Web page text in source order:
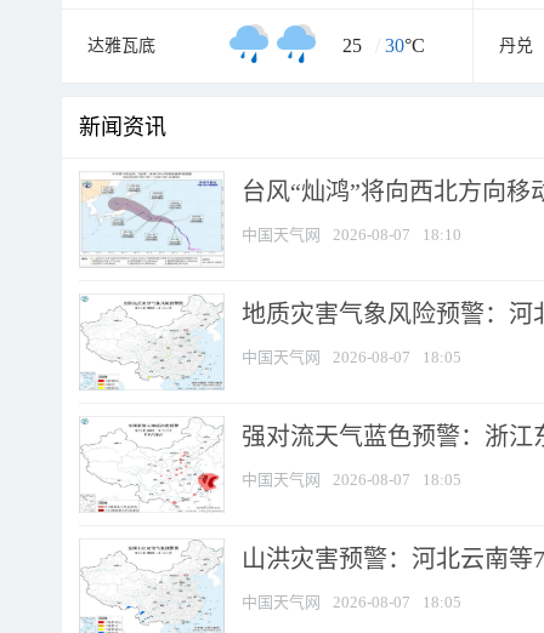
达雅瓦底 25 / 30°C 丹兑
新闻资讯
台风“灿鸿”将向西北方向移
中国天气网 2026-08-07 18:10
地质灾害气象风险预警：河
中国天气网 2026-08-07 18:05
强对流天气蓝色预警：浙江
中国天气网 2026-08-07 18:05
山洪灾害预警：河北云南
中国天气网 2026-08-07 18:05